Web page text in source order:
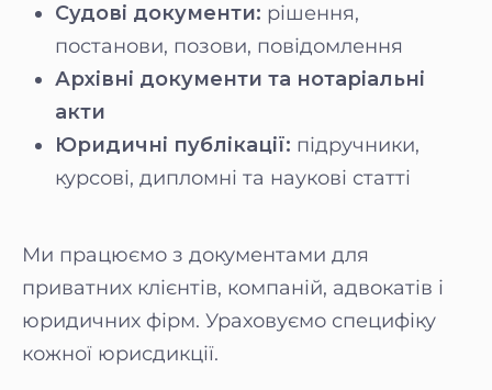
Судові документи: рішення,
постанови, позови, повідомлення
Архівні документи та нотаріальні
акти
Юридичні публікації: підручники,
курсові, дипломні та наукові статті
Ми працюємо з документами для
приватних клієнтів, компаній, адвокатів і
юридичних фірм. Ураховуємо специфіку
кожної юрисдикції.